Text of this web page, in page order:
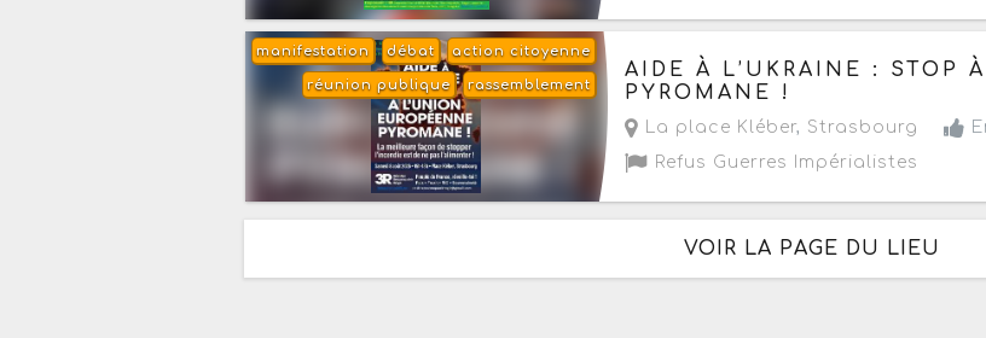
action citoyenne
débat
manifestation
rassemblement
réunion publique
Demain, le samedi 8 août 2026 de
AIDE À L’UKRAINE : STOP
PYROMANE !
La place Kléber, Strasbourg
Refus Guerres Impérialistes
VOIR LA PAGE DU LIEU